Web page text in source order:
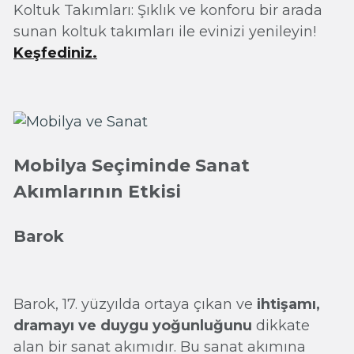
Koltuk Takımları: Şıklık ve konforu bir arada
sunan koltuk takımları ile evinizi yenileyin!
Keşfediniz.
Mobilya Seçiminde Sanat
Akımlarının Etkisi
Barok
Barok, 17. yüzyılda ortaya çıkan ve ihtişamı,
dramayı ve duygu yoğunluğunu dikkate
alan bir sanat akımıdır. Bu sanat akımına